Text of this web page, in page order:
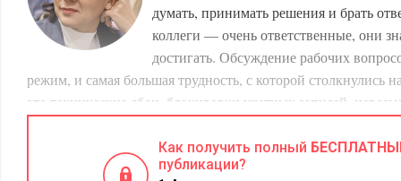
думать, принимать решения и брать
коллеги — очень ответственные, они
достигать. Обсуждение рабочих
режим, и самая большая трудность, с которой столкнулись
это технические сбои, блокировки учетных записей,
проблемы решались оперативно. Спустя пару месяцев все
Как получить полный
публикации?